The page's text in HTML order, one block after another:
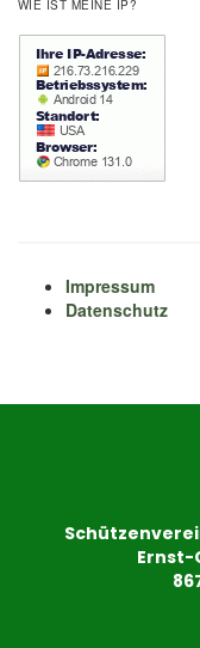
WIE IST MEINE IP?
Impressum
Datenschutz
Ernst-